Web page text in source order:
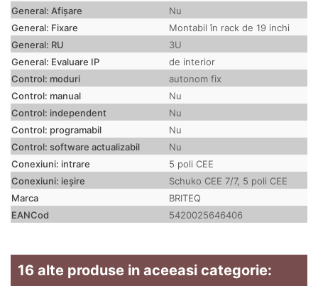
General: Afișare
Nu
General: Fixare
Montabil în rack de 19 inchi
General: RU
3U
General: Evaluare IP
de interior
Control: moduri
autonom fix
Control: manual
Nu
Control: independent
Nu
Control: programabil
Nu
Control: software actualizabil
Nu
Conexiuni: intrare
5 poli CEE
Conexiuni: ieșire
Schuko CEE 7/7, 5 poli CEE
Marca
BRITEQ
EANCod
5420025646406
16 alte produse in aceeasi categorie: